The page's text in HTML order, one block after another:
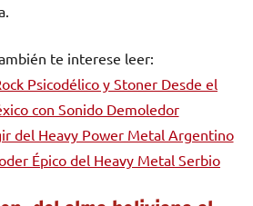
te interese leer:
Psicodélico y Stoner Desde el
con Sonido Demoledor
del Heavy Power Metal Argentino
Épico del Heavy Metal Serbio